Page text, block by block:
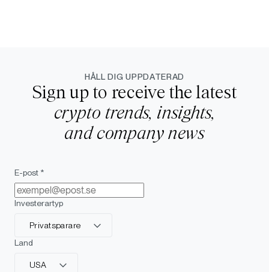
HÅLL DIG UPPDATERAD
Sign up to receive the latest
crypto trends, insights,
and company news
E-post *
Investerartyp
Privatsparare
Land
USA